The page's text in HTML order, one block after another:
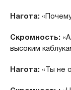
Нагота:
Скромность:
высоким
Нагота: «Ты не